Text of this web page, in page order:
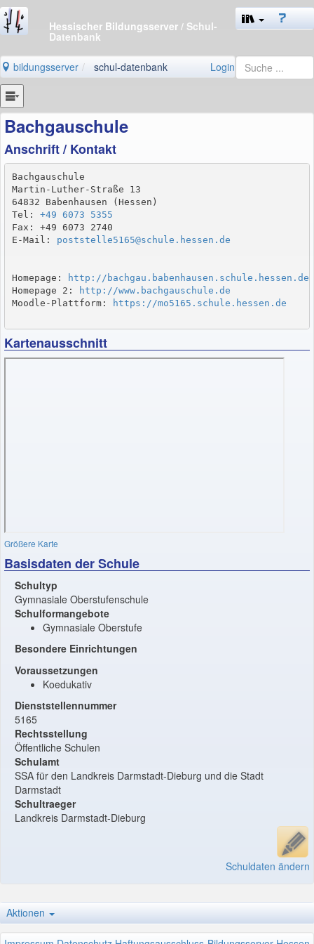
Hessischer Bildungsserver / Schul-
Datenbank
bildungsserver schul-datenbank Login
Bachgauschule
Anschrift / Kontakt
Bachgauschule
Martin-Luther-Straße 13
64832 Babenhausen (Hessen)
Tel: +49 6073 5355
Fax: +49 6073 2740
E-Mail: poststelle5165@schule.hessen.de
Homepage:
http://bachgau.babenhausen.schule.hessen.de
Homepage 2:
http://www.bachgauschule.de
Moodle-Plattform:
https://mo5165.schule.hessen.de
Kartenausschnitt
Größere Karte
Basisdaten der Schule
Schultyp
Gymnasiale Oberstufenschule
Schulformangebote
Gymnasiale Oberstufe
Besondere Einrichtungen
Voraussetzungen
Koedukativ
Dienststellennummer
5165
Rechtsstellung
Öffentliche Schulen
Schulamt
SSA für den Landkreis Darmstadt-Dieburg und die Stadt
Darmstadt
Schultraeger
Landkreis Darmstadt-Dieburg
Schuldaten ändern
Aktionen